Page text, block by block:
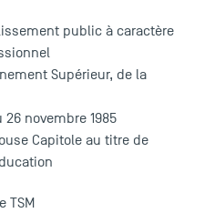
public à caractère
Supérieur, de la
26 novembre 1985
Capitole au titre de
TSM